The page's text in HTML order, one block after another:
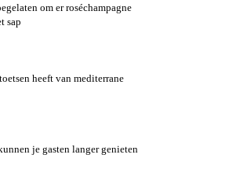
om er roséchampagne
sap
heeft van mediterrane
je gasten langer genieten